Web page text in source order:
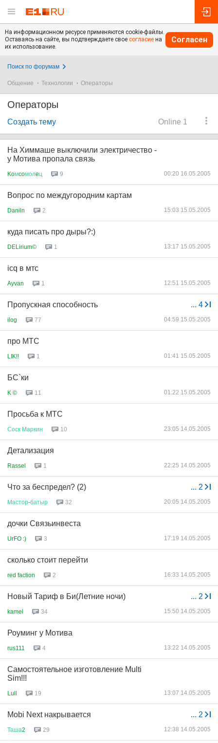
На информационном ресурсе применяются cookie-файлы.
Оставаясь на сайте, вы подтверждаете свое согласие на
их использование.
Согласен
Поиск по форумам
Общение Технологии Операторы
Операторы
Online 1
Создать тему
На Химмаше выключили электричество -
у Мотива пропала связь
Koмcoмолeц 9 00:20 16.05.2005
Вопрос по междугородним картам
Daniln 2 15:03 15.05.2005
куда писать про дыры?:)
DELirium© 1 13:17 15.05.2005
icq в мтс
Ayvan 1 12:51 15.05.2005
... 4
Пропускная способность
ilog 77 04:59 15.05.2005
про МТС
LIK!! 1 01:41 15.05.2005
БС`ки
K © 11 01:22 15.05.2005
Просьба к МТС
Соск Маркин 10 23:05 14.05.2005
Детализация
Rassel 1 22:25 14.05.2005
... 2
Что за беспредел? (2)
Мастор-батыр 32 20:05 14.05.2005
дочки Связьинвеста
UrFO :) 3 17:19 14.05.2005
сколько стоит перейти
red faction 2 16:33 14.05.2005
... 2
Новый Тариф в Би(Летние ночи)
kamel 34 15:50 14.05.2005
Роуминг у Мотива
rus111 4 13:22 14.05.2005
Самостоятельное изготовление Multi
Sim!!!
Lull 19 13:07 14.05.2005
... 2
Mobi Next накрывается
Таша2 29 12:38 14.05.2005